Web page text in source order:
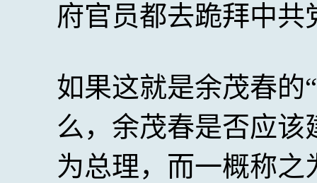
府官员都去跪拜中共
如果这就是余茂春的
么，余茂春是否应
为总理，而一概称